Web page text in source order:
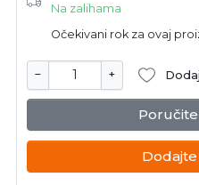
Na zalihama
Očekivani rok za ovaj
− +